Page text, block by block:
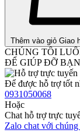
Thêm vào giỏ Giao
CHÚNG TÔI
ĐỂ GIÚP ĐỠ BẠN
Để được hỗ trợ tốt
0931050068
Hoặc
Chat hỗ trợ trực
Zalo chat với chúng